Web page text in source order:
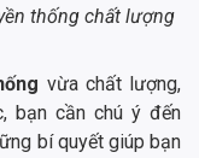
thống chất lượng
vừa chất lượng,
bạn cần chú ý đến
bí quyết giúp bạn